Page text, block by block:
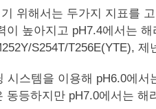
위해서는 두가지 지표를
이 높아지고 pH7.4에서는
S254T/T256E(YTE),
시스템을 이용해 pH6.0에
동등하지만 pH7.0에서는